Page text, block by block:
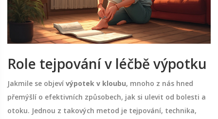
Role tejpování v léčbě výpotku
Jakmile se objeví výpotek v kloubu, mnoho z nás hned
přemýšlí o efektivních způsobech, jak si ulevit od bolesti a
otoku. Jednou z takových metod je tejpování, technika,